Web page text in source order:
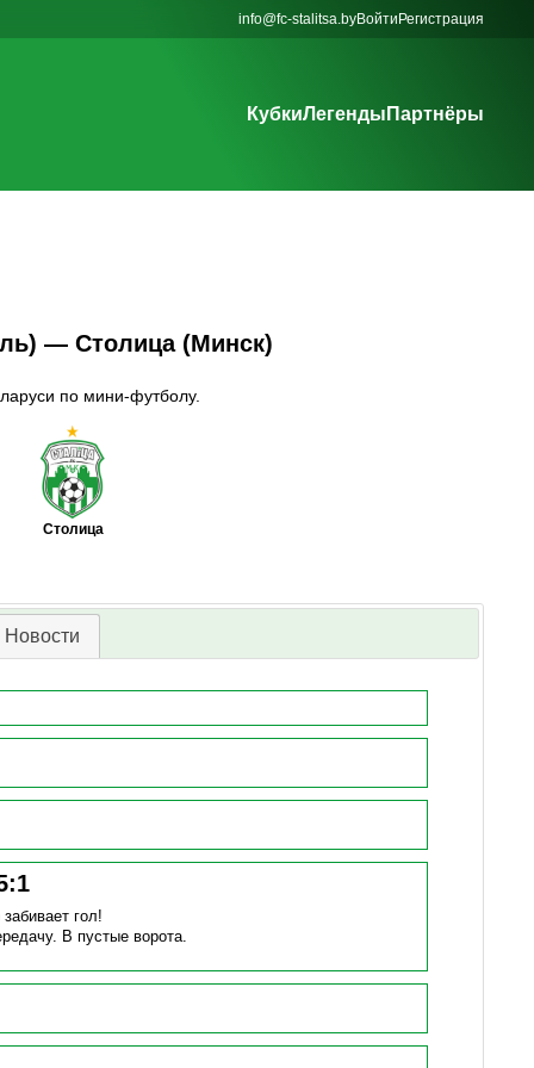
info@fc-stalitsa.byВойти Регистрация
КубкиЛегенды Партнёры
— Столица (Минск)
по мини-футболу.
Столица
Новости
:1
забивает гол!
В пустые ворота.